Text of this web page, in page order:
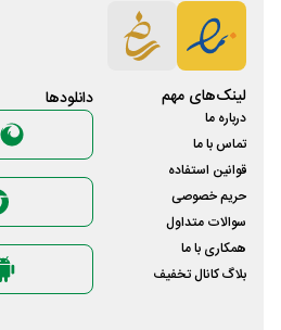
لینک‌های مهم
درباره ما
تماس با ما
قوانین استفاده
حریم خصوصی
سوالات متداول
همکاری با ما
بلاگ کانال تخفیف
دانلود‌ها